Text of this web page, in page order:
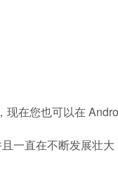
现在您也可以在
一直在不断发展壮大